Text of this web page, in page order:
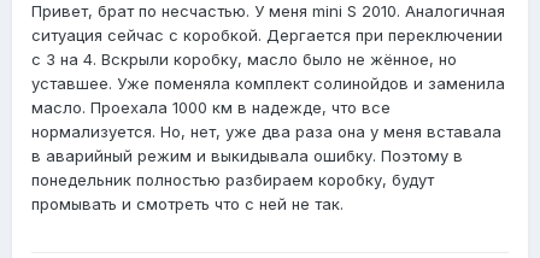
Привет, брат по несчастью. У меня mini S 2010. Аналогичная
ситуация сейчас с коробкой. Дергается при переключении
с 3 на 4. Вскрыли коробку, масло было не жённое, но
уставшее. Уже поменяла комплект солинойдов и заменила
масло. Проехала 1000 км в надежде, что все
нормализуется. Но, нет, уже два раза она у меня вставала
в аварийный режим и выкидывала ошибку. Поэтому в
понедельник полностью разбираем коробку, будут
промывать и смотреть что с ней не так.